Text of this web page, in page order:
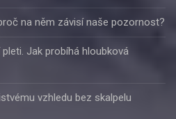
na něm závisí naše pozornost?
Jak probíhá hloubková
vzhledu bez skalpelu